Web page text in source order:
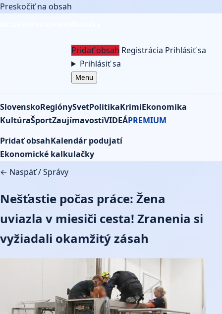
Preskočiť na obsah
Pridať obsah Registrácia Prihlásiť sa
Prihlásiť sa
Menu
SlovenskoRegiónySvetPolitikaKrimiEkonomika
KultúraŠportZaujímavostiVIDEÁPREMIUM
Pridať obsahKalendár podujatí
Ekonomické kalkulačky
← Naspäť/Správy
Nešťastie počas práce: Žena
uviazla v miesiči cesta! Zranenia si
vyžiadali okamžitý zásah